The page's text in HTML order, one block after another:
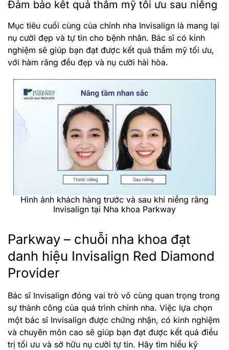
Đảm bảo kết quả thẩm mỹ tối ưu sau niềng
Mục tiêu cuối cùng của chỉnh nha Invisalign là mang lại
nụ cười đẹp và tự tin cho bệnh nhân. Bác sĩ có kinh
nghiệm sẽ giúp bạn đạt được kết quả thẩm mỹ tối ưu,
với hàm răng đều đẹp và nụ cười hài hòa.
Hình ảnh khách hàng trước và sau khi niềng răng
Invisalign tại Nha khoa Parkway
Parkway – chuỗi nha khoa đạt
danh hiệu Invisalign Red Diamond
Provider
Bác sĩ Invisalign đóng vai trò vô cùng quan trọng trong
sự thành công của quá trình chỉnh nha. Việc lựa chọn
một bác sĩ Invisalign được chứng nhận, có kinh nghiệm
và chuyên môn cao sẽ giúp bạn đạt được kết quả điều
trị tối ưu và sở hữu nụ cười tự tin. Hãy tìm hiểu kỹ